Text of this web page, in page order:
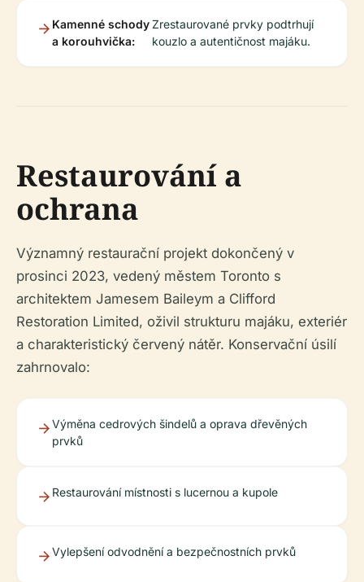
Kamenné schody
a korouhvička:
Zrestaurované prvky podtrhují
kouzlo a autentičnost majáku.
Restaurování a
ochrana
Významný restaurační projekt dokončený v
prosinci 2023, vedený městem Toronto s
architektem Jamesem Baileym a Clifford
Restoration Limited, oživil strukturu majáku, exteriér
a charakteristický červený nátěr. Konservační úsilí
zahrnovalo:
Výměna cedrových šindelů a oprava dřevěných
prvků
Restaurování místnosti s lucernou a kupole
Vylepšení odvodnění a bezpečnostních prvků